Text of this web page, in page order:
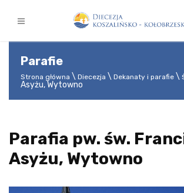
Parafie
Strona główna Diecezja Dekanaty i parafie
Asyżu, Wytowno
Parafia pw. św.
Asyżu, Wytowno